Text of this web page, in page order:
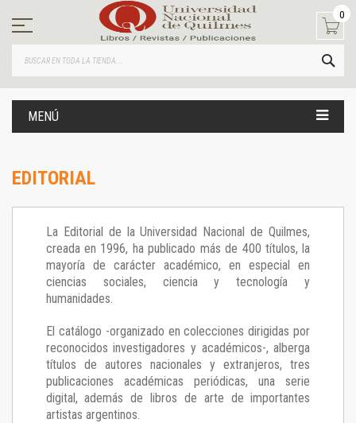
contenido
0
MENÚ
EDITORIAL
La Editorial de la Universidad Nacional de Quilmes,
creada en 1996, ha publicado más de 400 títulos, la
mayoría de carácter académico, en especial en
ciencias sociales, ciencia y tecnología y
humanidades.
El catálogo -organizado en colecciones dirigidas por
reconocidos investigadores y académicos-, alberga
títulos de autores nacionales y extranjeros, tres
publicaciones académicas periódicas, una serie
digital, además de libros de arte de importantes
artistas argentinos.